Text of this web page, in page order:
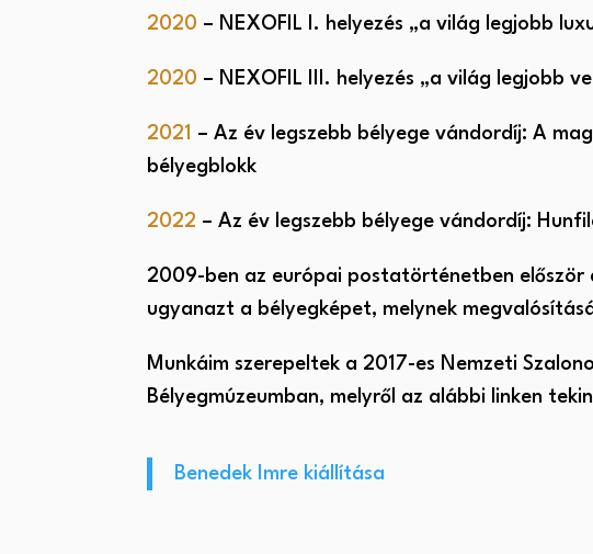
2020 – NEXOFIL I. helyezés „a világ legjobb
2020 – NEXOFIL III. helyezés „a világ legjobb
2021 – Az év legszebb bélyege vándordíj: A
bélyegblokk
2022 – Az év legszebb bélyege vándordíj:
2009-ben az európai postatörténetben először
ugyanazt a bélyegképet, melynek
Munkáim szerepeltek a 2017-es Nemzeti
Bélyegmúzeumban, melyről az alábbi linken
Benedek Imre kiállítása